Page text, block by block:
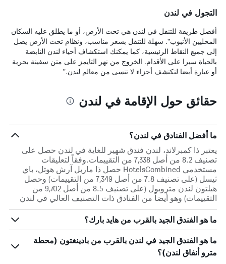
التجول في لندن
أفضل طريقة للتنقل في لندن هي تحت الأرض، أو ما يطلق عليه السكان
المحليين الأنبوب". سهلة للتنقل بسعر مناسب، ونظام تحت الأرض يصل
إلى جميع النقاط الرئيسية، كما يمكنك استكشاف أحياء لندن النابضة
بالحياة سيرا على الأقدام. الخروج من نهر التايمز على متن سفينة بحرية
أو عبارة أيضا لتكتشف أجزاء لا تنسى من معالم لندن."
حقائق حول الإقامة في لندن
ما أفضل الفنادق في لندن؟
يعتبر ذا كمبرلاند، لندن فندق شهير للغاية في لندن حصل على
تصنيف 8.2 من أصل 7,338 من التقييمات.وفقاً لتعليقات
مستخدمي HotelsCombined حصل ذا ماربل آرش هوتل، باي
ثيسل (على تصنيف 7.8 من أصل 7,349 من التقييمات) وحصل
هيلتون لندن متروبول (على تصنيف 8.5 من أصل 9,702 من
التقييمات) وهو أيضاً من الفنادق ذات التصنيف العالي في لندن
ما هو الفندق الجيد بالقرب من هايد بارك؟
ما هو الفندق الجيد في لندن بالقرب من بادينغتون (محطة
مترو أنفاق لندن)؟